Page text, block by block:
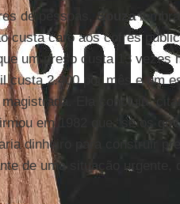
de pessoas,Souza
custa caro aos cofres
um preso custa 13 vezes
custa 2.400 por mês e um
Ela concluiu,
em 1982 que “se os
dinheiro para construir
de uma situação urgente,